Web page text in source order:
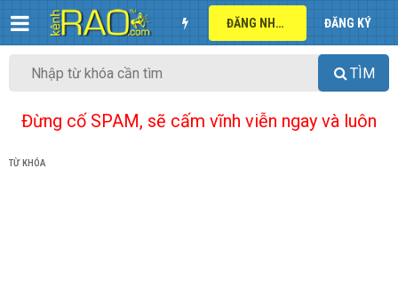
ĐĂNG NHẬP ĐĂNG KÝ
TÌM
Đừng cố SPAM, sẽ cấm vĩnh viễn ngay và luôn
TỪ KHÓA